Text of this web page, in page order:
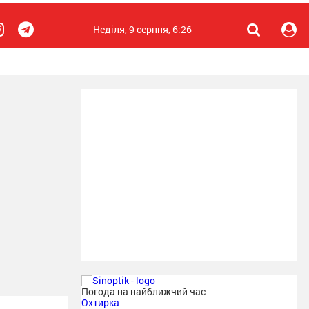
Неділя, 9 серпня, 6:26
Погода на найближчий час
Охтирка